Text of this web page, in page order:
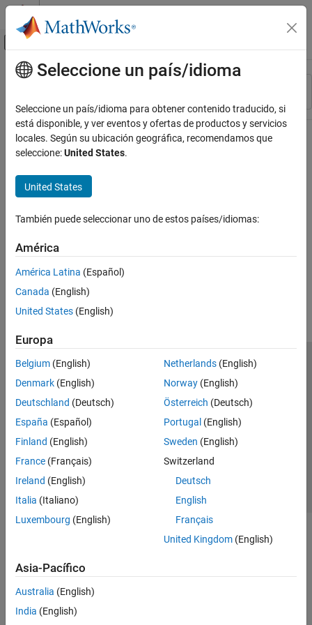
Saltar al contenido
Mostrar/ocultar menú de navegación
Recurso
Contenido principal
Seleccione un país/idioma
Seleccione un país/idioma para obtener contenido traducido, si
está disponible, y ver eventos y ofertas de productos y servicios
locales. Según su ubicación geográfica, recomendamos que
seleccione:United States.
United States
También puede seleccionar uno de estos países/idiomas:
América
América Latina (Español)
Canada (English)
United States (English)
Europa
Belgium (English)
Denmark (English)
Deutschland (Deutsch)
España (Español)
Finland (English)
France (Français)
Ireland (English)
Italia (Italiano)
Luxembourg (English)
Netherlands(English)
Norway(English)
Österreich (Deutsch)
Portugal (English)
Sweden (English)
Switzerland
Deutsch
English
Français
United Kingdom(English)
Asia-Pacífico
Australia (English)
India (English)
Centro de confianza
Marcas comerciales
Política de privacidad
Antipiratería
Estado de las aplicaciones
Información de contacto
© 1994-2026 The MathWorks, Inc.
Seleccione un país/